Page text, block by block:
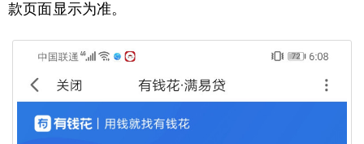
款页面显示为准。